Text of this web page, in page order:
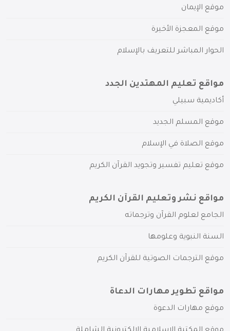
موقع الإيمان
موقع المعجزة الأخيرة
الحوار المباشر للتعريف بالإسلام
مواقع تعليم المهتدين الجدد
أكاديمية سبيلي
موقع المسلم الجديد
موقع الصلاة في الإسلام
موقع تعليم تفسير وتجويد القرآن الكريم
مواقع نشر وتعليم القرآن الكريم
الجامع لعلوم القرآن وترجماته
السنة النبوية وعلومها
موقع الترجمات الصوتية للقرآن الكريم
مواقع تطوير مهارات الدعاة
موقع مهارات الدعوة